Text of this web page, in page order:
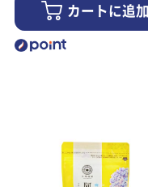
カートに追加